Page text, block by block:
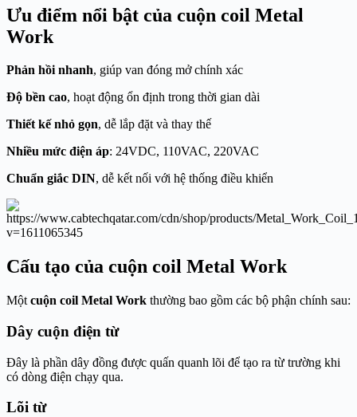
Ưu điểm nổi bật của cuộn coil Metal
Work
Phản hồi nhanh, giúp van đóng mở chính xác
Độ bền cao, hoạt động ổn định trong thời gian dài
Thiết kế nhỏ gọn, dễ lắp đặt và thay thế
Nhiều mức điện áp: 24VDC, 110VAC, 220VAC
Chuẩn giắc DIN, dễ kết nối với hệ thống điều khiển
Cấu tạo của cuộn coil Metal Work
Một cuộn coil Metal Work thường bao gồm các bộ phận chính sau:
Dây cuộn điện từ
Đây là phần dây đồng được quấn quanh lõi để tạo ra từ trường khi
có dòng điện chạy qua.
Lõi từ